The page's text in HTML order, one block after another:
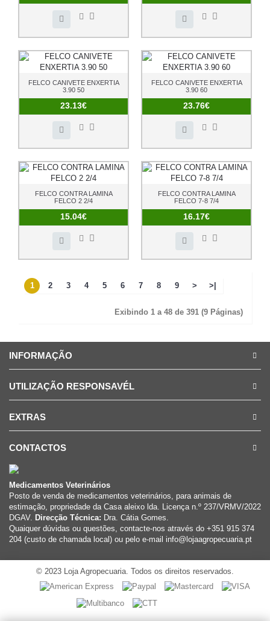
FELCO CANIVETE ENXERTIA
3.90 50
23.13€
FELCO CANIVETE ENXERTIA
3.90 60
23.76€
FELCO CONTRA LAMINA
FELCO 2 2/4
15.04€
FELCO CONTRA LAMINA
FELCO 7-8 7/4
16.17€
1 2 3 4 5 6 7 8 9 > >|
Exibindo 1 a 48 de 391 (9 Páginas)
INFORMAÇÃO
UTILIZAÇÃO RESPONSAVÉL
EXTRAS
CONTACTOS
Medicamentos Veterinários
Posto de venda de medicamentos veterinários, para animais de
estimação, propriedade da Casa aleixo lda. Licença n.º 237/VRMV/2022
DGAV. Direcção Técnica: Dra. Cátia Gomes.
Quaiquer dúvidas ou questões, contacte-nos através do +351 915 374
204 (custo de chamada local) ou pelo e-mail info@lojaagropecuaria.pt
© 2023 Loja Agropecuaria. Todos os direitos reservados.